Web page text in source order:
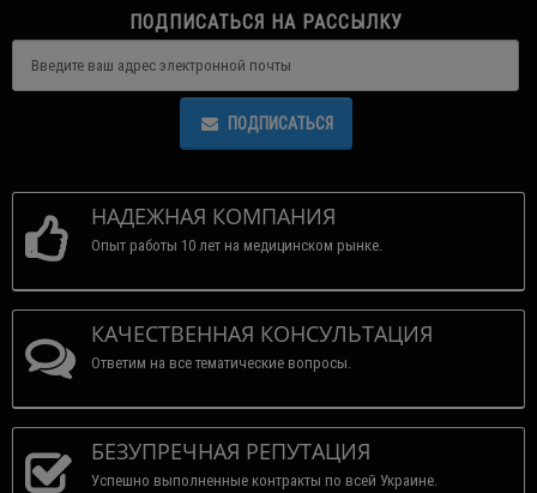
ПОДПИСАТЬСЯ НА РАССЫЛКУ
ПОДПИСАТЬСЯ
НАДЕЖНАЯ КОМПАНИЯ
Опыт работы 10 лет на медицинском рынке.
КАЧЕСТВЕННАЯ КОНСУЛЬТАЦИЯ
Ответим на все тематические вопросы.
БЕЗУПРЕЧНАЯ РЕПУТАЦИЯ
Успешно выполненные контракты по всей Украине.